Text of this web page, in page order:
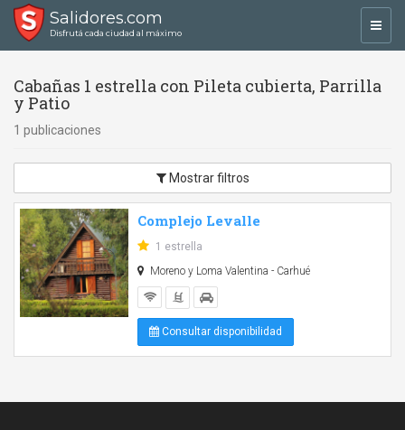
Salidores.com
Disfrutá cada ciudad al máximo
Cabañas 1 estrella con Pileta cubierta, Parrilla
y Patio
1 publicaciones
Mostrar filtros
Complejo Levalle
1 estrella
Moreno y Loma Valentina - Carhué
Consultar disponibilidad